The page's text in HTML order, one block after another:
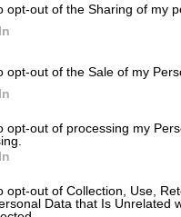
opt-out of the Sharing of my
opt-out of the Sale of my
opt-out of processing my
opt-out of Collection, Use,
Data that Is Unrelated
ΥΔΟΜ στο
πολιτική
υπάρχουσες
πολλές φορές
θα υπηρετούν πια
του χώρου